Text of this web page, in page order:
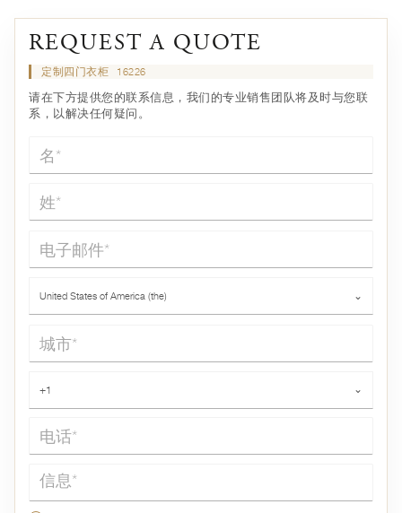
REQUEST A QUOTE
定制四门衣柜 16226
请在下方提供您的联系信息，我们的专业销售团队将及时与您联
系，以解决任何疑问。
名*
姓*
电子邮件*
United States of America (the) ⌄
城市*
+1 ⌄
信息*